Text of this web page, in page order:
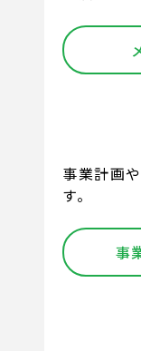
事業計画
す。
事